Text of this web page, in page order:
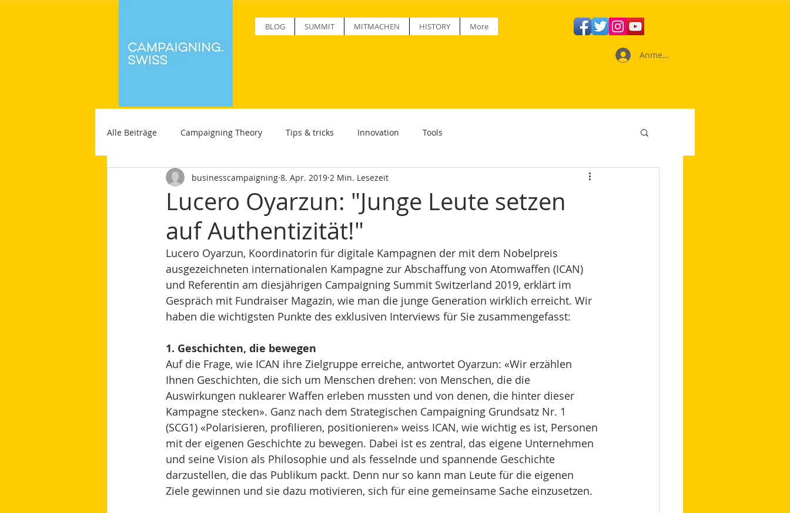
BLOG SUMMIT MITMACHEN HISTORY More
Anmelden
Alle Beiträge Campaigning Theory Tips & tricks Innovation Tools
Lucero Oyarzun: "Junge Leute setzen
auf Authentizität!"
businesscampaigning 8. Apr. 2019 2 Min. Lesezeit
Lucero Oyarzun, Koordinatorin für digitale Kampagnen der mit dem Nobelpreis
ausgezeichneten internationalen Kampagne zur Abschaffung von Atomwaffen (ICAN)
und Referentin am diesjährigen Campaigning Summit Switzerland 2019, erklärt im
Gespräch mit Fundraiser Magazin, wie man die junge Generation wirklich erreicht. Wir
haben die wichtigsten Punkte des exklusiven Interviews für Sie zusammengefasst:
1. Geschichten, die bewegen
Auf die Frage, wie ICAN ihre Zielgruppe erreiche, antwortet Oyarzun: «Wir erzählen
Ihnen Geschichten, die sich um Menschen drehen: von Menschen, die die
Auswirkungen nuklearer Waffen erleben mussten und von denen, die hinter dieser
Kampagne stecken». Ganz nach dem Strategischen Campaigning Grundsatz Nr. 1
(SCG1) «Polarisieren, profilieren, positionieren» weiss ICAN, wie wichtig es ist, Personen
mit der eigenen Geschichte zu bewegen. Dabei ist es zentral, das eigene Unternehmen
und seine Vision als Philosophie und als fesselnde und spannende Geschichte
darzustellen, die das Publikum packt. Denn nur so kann man Leute für die eigenen
Ziele gewinnen und sie dazu motivieren, sich für eine gemeinsame Sache einzusetzen.